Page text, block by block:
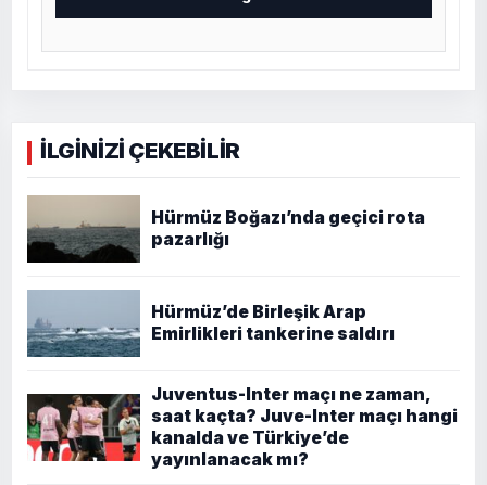
İLGİNİZİ ÇEKEBİLİR
Hürmüz Boğazı’nda geçici rota
pazarlığı
Hürmüz’de Birleşik Arap
Emirlikleri tankerine saldırı
Juventus-Inter maçı ne zaman,
saat kaçta? Juve-Inter maçı hangi
kanalda ve Türkiye’de
yayınlanacak mı?